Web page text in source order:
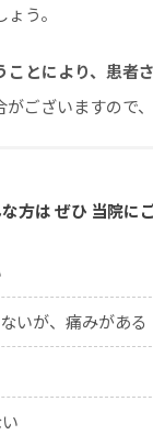
う。
とにより、患者
ございますので
方は ぜひ 当院に
いが、痛みがある